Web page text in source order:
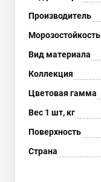
Производитель
Морозостойкость
Вид материала
Коллекция
Цветовая гамма
Вес 1 шт, кг
Поверхность
Страна